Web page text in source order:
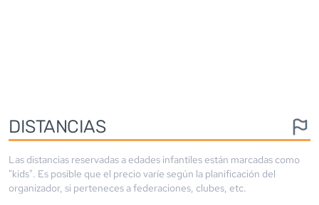
DISTANCIAS
Las distancias reservadas a edades infantiles están marcadas como
"kids". Es posible que el precio varíe según la planificación del
organizador, si perteneces a federaciones, clubes, etc.